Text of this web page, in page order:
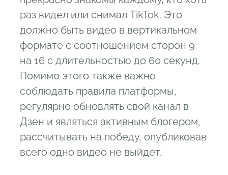
раз видел или снимал TikTok. Это
должно быть видео в вертикальном
формате с соотношением сторон 9
на 16 с длительностью до 60 секунд.
Помимо этого также важно
соблюдать правила платформы,
регулярно обновлять свой канал в
Дзен и являться активным блогером,
рассчитывать на победу, опубликовав
всего одно видео не выйдет.